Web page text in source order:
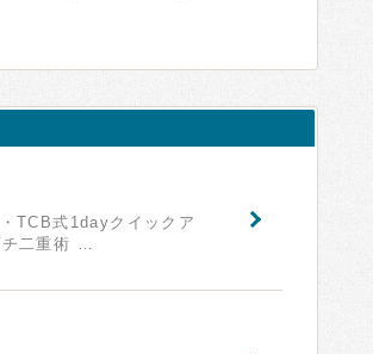
TCB式1dayクイックア
チ二重術 …